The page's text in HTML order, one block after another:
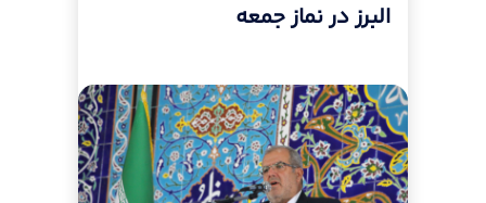
البرز در نماز جمعه